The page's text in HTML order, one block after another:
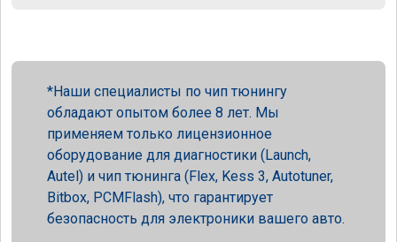
Наши специалисты по чип тюнингу
обладают опытом более 8 лет. Мы
применяем только лицензионное
оборудование для диагностики (Launch,
Autel) и чип тюнинга (Flex, Kess 3, Autotuner,
Bitbox, PCMFlash), что гарантирует
безопасность для электроники вашего авто.